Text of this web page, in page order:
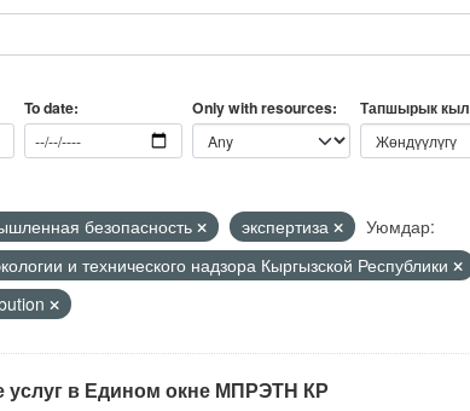
To date Only with resources Тапшырык кыл
безопасность экспертиза
Уюмдар:
и технического надзора Кыргызской Республики
в Едином окне МПРЭТН КР